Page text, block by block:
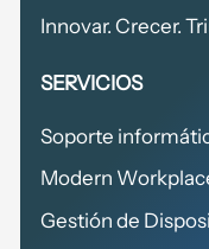
Innovar. Crecer.
SERVICIOS
Soporte
Modern
Gestión de